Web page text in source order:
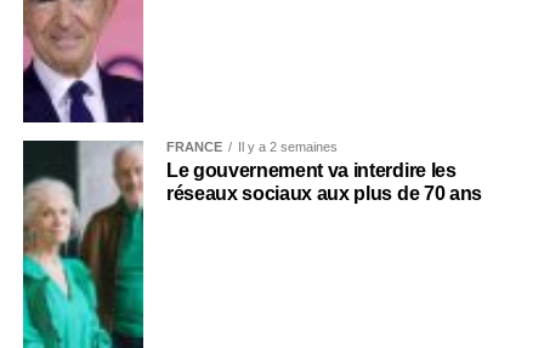
FRANCE Il y a 2 semaines
Le gouvernement va interdire les
réseaux sociaux aux plus de 70 ans